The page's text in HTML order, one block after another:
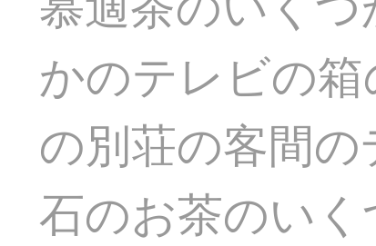
かのテレビの
の別荘の客間
石のお茶のい